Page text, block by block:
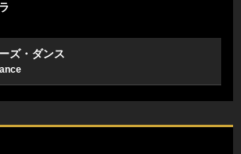
ズ・ダンス